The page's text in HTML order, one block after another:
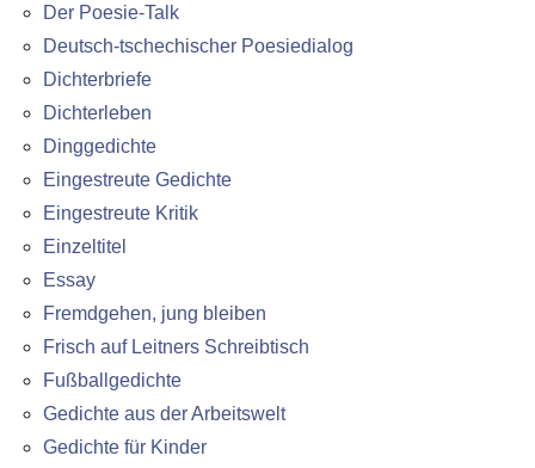
Der Poesie-Talk
Deutsch-tschechischer Poesiedialog
Dichterbriefe
Dichterleben
Dinggedichte
Eingestreute Gedichte
Eingestreute Kritik
Einzeltitel
Essay
Fremdgehen, jung bleiben
Frisch auf Leitners Schreibtisch
Fußballgedichte
Gedichte aus der Arbeitswelt
Gedichte für Kinder